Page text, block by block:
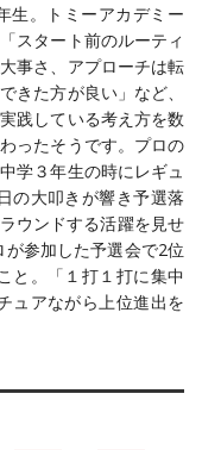
生。トミーアカデミー
スタート前のルーティ
事さ、アプローチは転
きた方が良い」など、
践している考え方を数
ったそうです。プロの
学３年生の時にレギュ
の大叩きが響き予選落
ウンドする活躍を見せ
参加した予選会で2位
と。「１打１打に集中
ュアながら上位進出を